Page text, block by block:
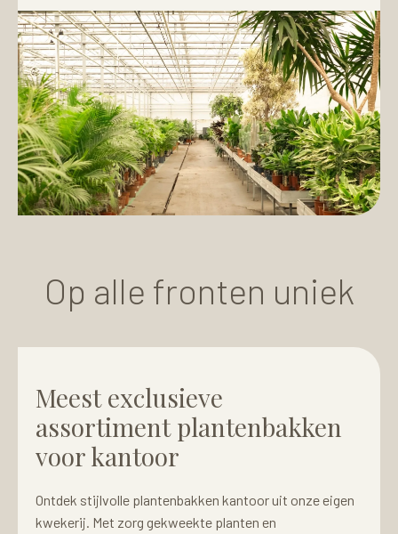
Op alle fronten uniek
Meest exclusieve
assortiment plantenbakken
voor kantoor
Ontdek stijlvolle plantenbakken kantoor uit onze eigen
kwekerij. Met zorg gekweekte planten en